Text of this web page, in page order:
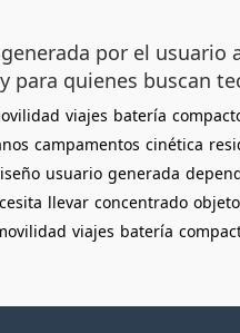
por el
para quienes buscan
viajes batería
campamentos cinética
usuario generada
llevar concentrado objeto
viajes batería